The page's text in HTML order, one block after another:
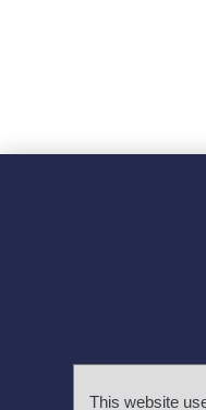
This website